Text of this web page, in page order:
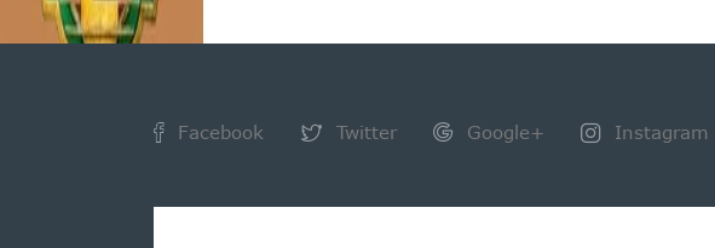
Facebook Twitter Google+ Instagram